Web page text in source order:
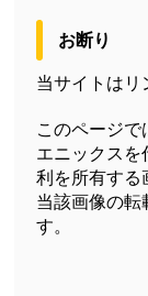
お断り
当サイトはリ
このページで
エニックス
利を所有する
当該画像の転
す。